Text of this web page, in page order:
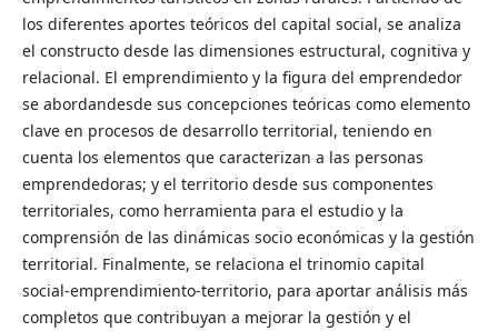
los diferentes aportes teóricos del capital social, se analiza
el constructo desde las dimensiones estructural, cognitiva y
relacional. El emprendimiento y la figura del emprendedor
se abordandesde sus concepciones teóricas como elemento
clave en procesos de desarrollo territorial, teniendo en
cuenta los elementos que caracterizan a las personas
emprendedoras; y el territorio desde sus componentes
territoriales, como herramienta para el estudio y la
comprensión de las dinámicas socio económicas y la gestión
territorial. Finalmente, se relaciona el trinomio capital
social-emprendimiento-territorio, para aportar análisis más
completos que contribuyan a mejorar la gestión y el